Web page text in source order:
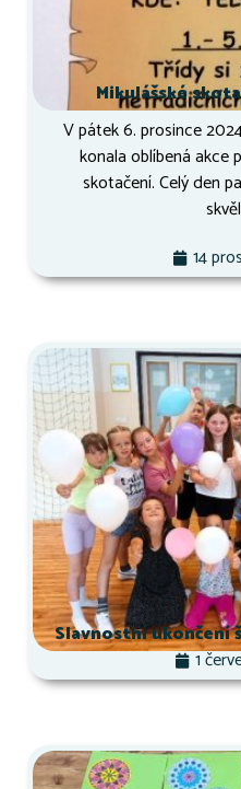
Mikulášské
V pátek 6. prosince
konala oblíbená akce
skotačení. Celý den
14
Slavnostní ukončení
1